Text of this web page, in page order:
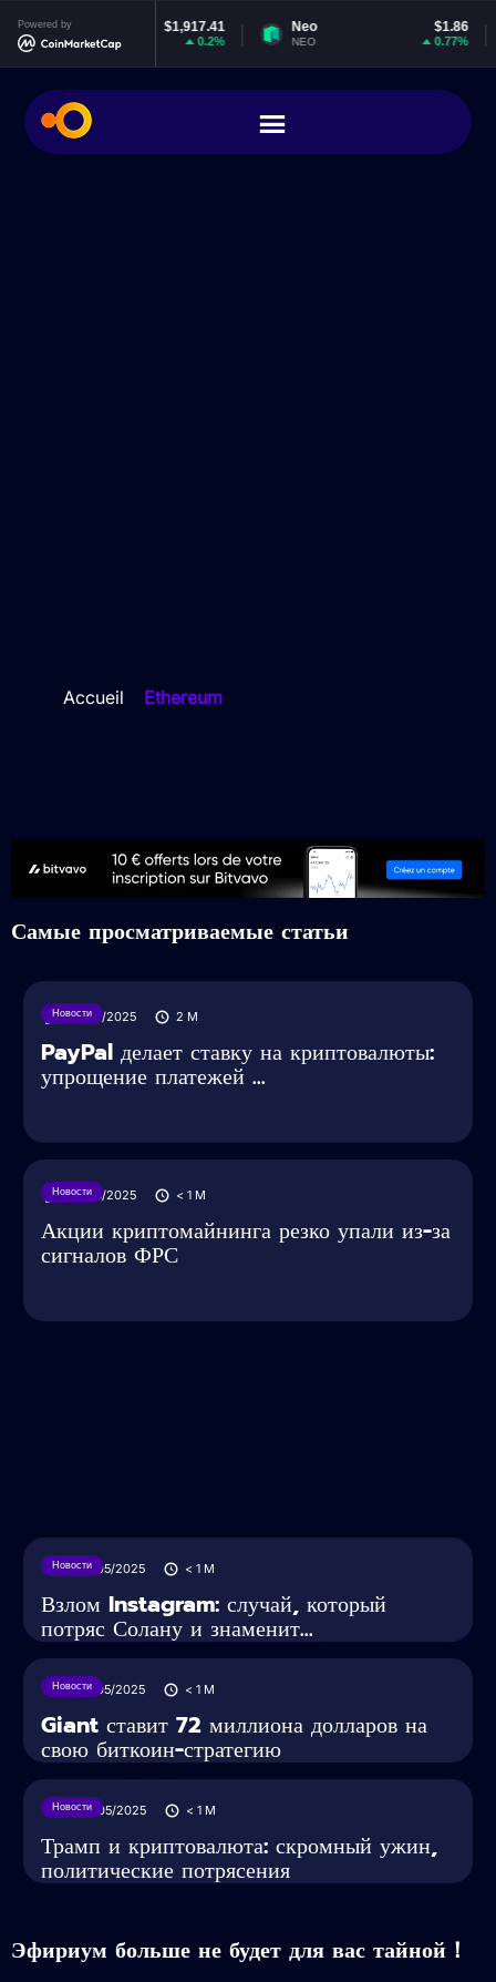
Powered by Neo
NEO
EOS
EOS
Accueil Ethereum
Самые просматриваемые статьи
Новости
30/07/2025 2 M
PayPal делает ставку на криптовалюты:
упрощение платежей ...
Новости
29/05/2025 < 1 M
Акции криптомайнинга резко упали из-за
сигналов ФРС
Новости27/05/2025 < 1 M
Взлом Instagram: случай, который
потряс Солану и знаменит...
Новости27/05/2025 < 1 M
Giant ставит 72 миллиона долларов на
свою биткоин-стратегию
Новости26/05/2025 < 1 M
Трамп и криптовалюта: скромный ужин,
политические потрясения
Эфириум больше не будет для вас тайной！